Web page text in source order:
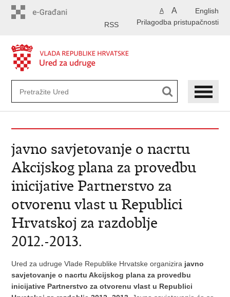
English
A A
Prilagodba pristupačnosti
RSS
javno savjetovanje o nacrtu
Akcijskog plana za provedbu
inicijative Partnerstvo za
otvorenu vlast u Republici
Hrvatskoj za razdoblje
2012.-2013.
Ured za udruge Vlade Republike Hrvatske organizira javno
savjetovanje o nacrtu Akcijskog plana za provedbu
inicijative Partnerstvo za otvorenu vlast u Republici